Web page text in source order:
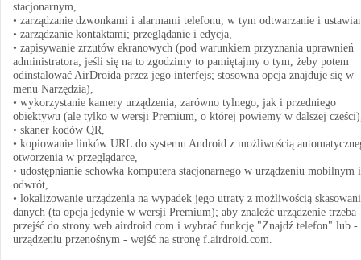
stacjonarnym,
• zarządzanie dzwonkami i alarmami telefonu, w tym odtwarzanie i
• zarządzanie kontaktami; przeglądanie i edycja,
• zapisywanie zrzutów ekranowych (pod warunkiem przyznania uprawnień
administratora; jeśli się na to zgodzimy to pamiętajmy o tym, żeby potem
odinstalować AirDroida przez jego interfejs; stosowna opcja znajduje się w
menu Narzędzia),
• wykorzystanie kamery urządzenia; zarówno tylnego, jak i przedniego
obiektywu (ale tylko w wersji Premium, o której powiemy w dalszej
• skaner kodów QR,
• kopiowanie linków URL do systemu Android z możliwością
otworzenia w przeglądarce,
• udostępnianie schowka komputera stacjonarnego w urządzeniu mobilnym
odwrót,
• lokalizowanie urządzenia na wypadek jego utraty z możliwością
danych (ta opcja jedynie w wersji Premium); aby znaleźć urządzenie trzeba
przejść do strony web.airdroid.com i wybrać funkcję "Znajdź telefon" lub -
urządzeniu przenośnym - wejść na stronę f.airdroid.com.